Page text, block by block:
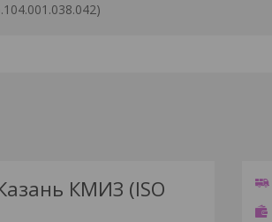
КМИЗ (ISO